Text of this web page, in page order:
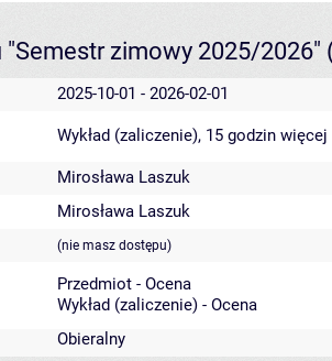
"Semestr zimowy 2025/2026"
2025-10-01 - 2026-02-01
Wykład (zaliczenie), 15 godzin
Mirosława Laszuk
Mirosława Laszuk
(nie masz dostępu)
Przedmiot - Ocena
Wykład (zaliczenie) - Ocena
Obieralny